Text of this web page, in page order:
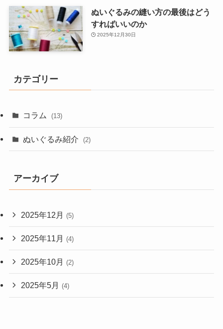
ぬいぐるみの縫い方の最後はどう
すればいいのか
2025年12月30日
カテゴリー
コラム (13)
ぬいぐるみ紹介 (2)
アーカイブ
2025年12月 (5)
2025年11月 (4)
2025年10月 (2)
2025年5月 (4)